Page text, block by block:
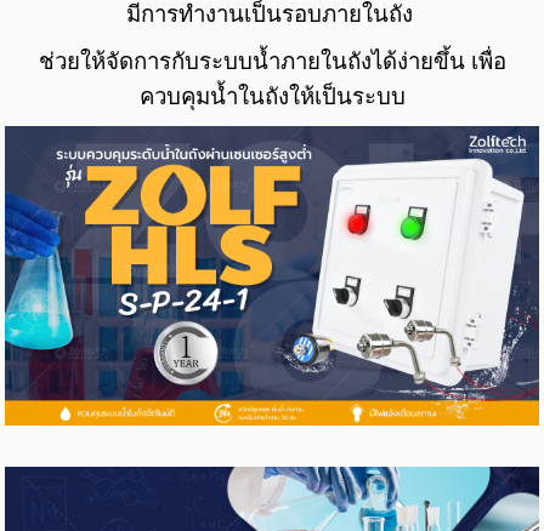
มีการทำงานเป็นรอบภายในถัง
ช่วยให้จัดการกับระบบน้ำภายในถังได้ง่ายขึ้น เพื่อ
ควบคุมน้ำในถังให้เป็นระบบ